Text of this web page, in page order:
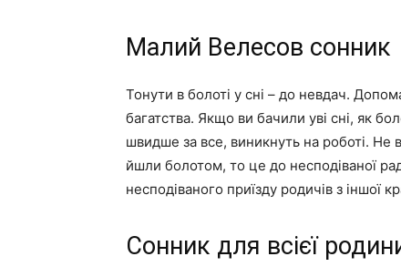
Малий Велесов сонник
Тонути в болоті у сні – до невдач.
багатства. Якщо ви бачили уві сні, як
швидше за все, виникнуть на роботі. Не
йшли болотом, то це до несподіваної
несподіваного приїзду родичів з іншої
Сонник для всієї